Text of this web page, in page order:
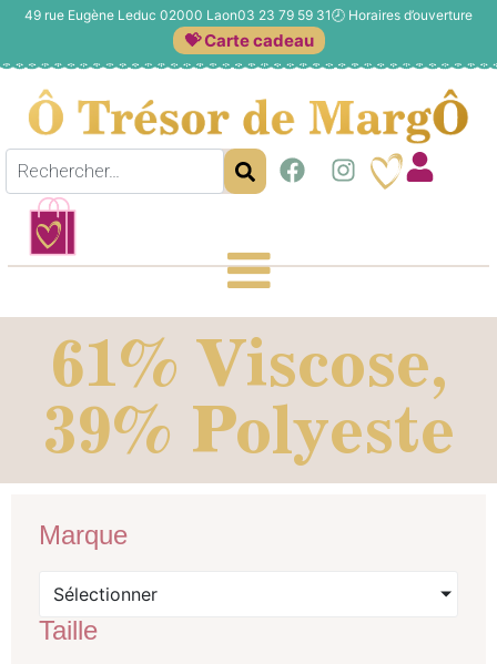
49 rue Eugène Leduc 02000 Laon03 23 79 59 31🕗 Horaires d’ouverture
💝 Carte cadeau
61% Viscose,
39% Polyeste
Marque
Sélectionner
Taille